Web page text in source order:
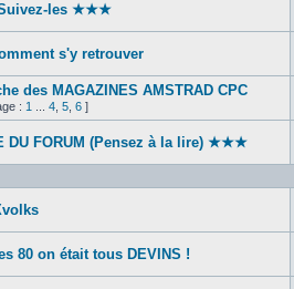
les ★★★
s'y retrouver‎
des MAGAZINES AMSTRAD CPC
: 1 4 5 6 ]
FORUM (Pensez à la lire) ★★★
80 on était tous DEVINS !